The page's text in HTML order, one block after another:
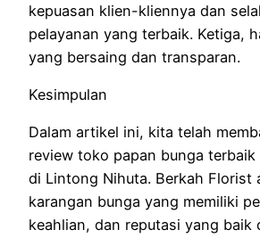
kepuasan klien-kliennya dan
pelayanan yang terbaik. Ketiga,
yang bersaing dan transparan.
Kesimpulan
Dalam artikel ini, kita telah
review toko papan bunga
di Lintong Nihuta. Berkah Florist
karangan bunga yang memiliki
keahlian, dan reputasi yang baik